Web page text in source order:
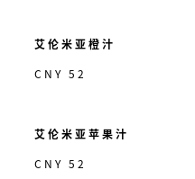
艾伦米亚橙汁
CNY 52
艾伦米亚苹果汁
CNY 52